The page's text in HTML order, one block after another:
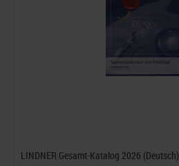
LINDNER Gesamt-Katalog 2026 (Deutsch)